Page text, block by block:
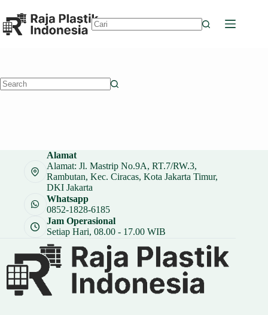
to
content
Alamat
Alamat: Jl. Mastrip No.9A, RT.7/RW.3,
Rambutan, Kec. Ciracas, Kota Jakarta Timur,
DKI Jakarta
Whatsapp
0852-1828-6185
Jam Operasional
Setiap Hari, 08.00 - 17.00 WIB